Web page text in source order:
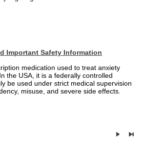
Important Safety Information
medication used to treat anxiety
the USA, it is a federally controlled
be used under strict medical supervision
misuse, and severe side effects.